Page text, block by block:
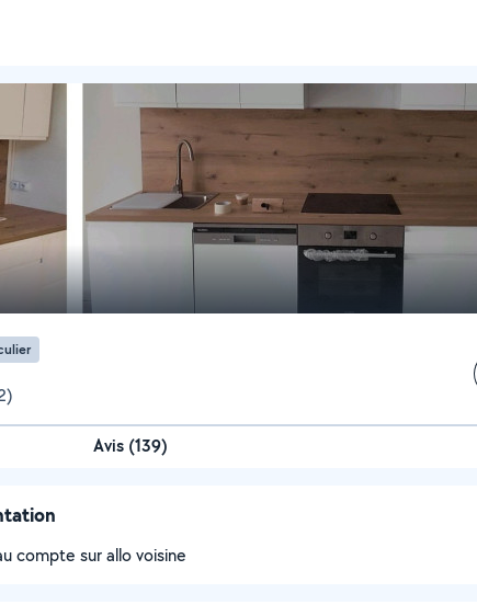
Avis (139)
compte sur allo voisine